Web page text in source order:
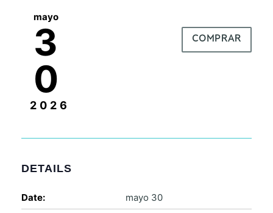
mayo
3
0
2026
COMPRAR
DETAILS
Date:
mayo 30